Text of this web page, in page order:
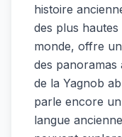
histoire
des plus
monde, offre
des
de la Yagnob
parle encore
langue